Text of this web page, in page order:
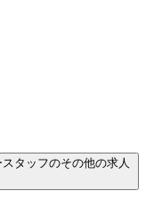
タッフのその他の求人